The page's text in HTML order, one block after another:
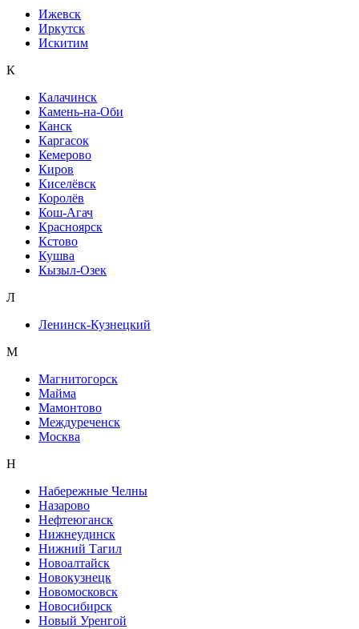
Ижевск
Иркутск
Искитим
К
Калачинск
Камень-на-Оби
Канск
Каргасок
Кемерово
Киров
Киселёвск
Королёв
Кош-Агач
Красноярск
Кстово
Кушва
Кызыл-Озек
Л
Ленинск-Кузнецкий
М
Магнитогорск
Майма
Мамонтово
Междуреченск
Москва
Н
Набережные Челны
Назарово
Нефтеюганск
Нижнеудинск
Нижний Тагил
Новоалтайск
Новокузнецк
Новомосковск
Новосибирск
Новый Уренгой